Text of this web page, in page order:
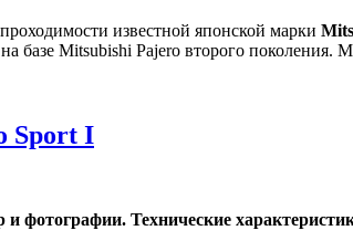
известной японской марки
базе Mitsubishi Pajero второго поколения.
Sport I
фотографии. Технические